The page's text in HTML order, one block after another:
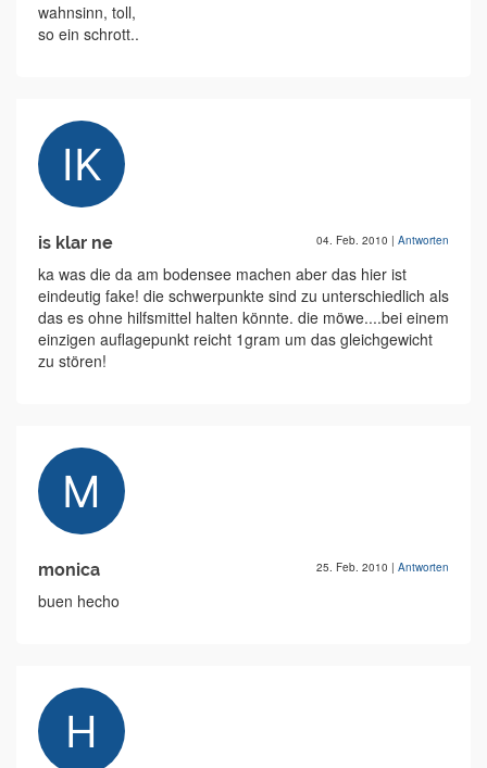
wahnsinn, toll,
so ein schrott..
is klar ne 04. Feb. 2010 | Antworten
ka was die da am bodensee machen aber das hier ist
eindeutig fake! die schwerpunkte sind zu unterschiedlich als
das es ohne hilfsmittel halten könnte. die möwe....bei einem
einzigen auflagepunkt reicht 1gram um das gleichgewicht
zu stören!
monica 25. Feb. 2010 | Antworten
buen hecho